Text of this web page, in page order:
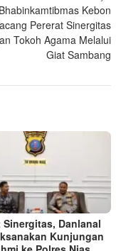
Bhabinkamtibmas Kebon
Pererat Sinergitas
Tokoh Agama Melalui
Giat Sambang
Sinergitas, Danlanal
Kunjungan